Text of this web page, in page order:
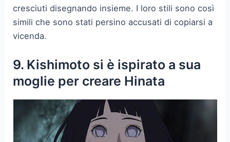
cresciuti disegnando insieme. I loro stili sono così
simili che sono stati persino accusati di copiarsi a
vicenda.
9. Kishimoto si è ispirato a sua
moglie per creare Hinata